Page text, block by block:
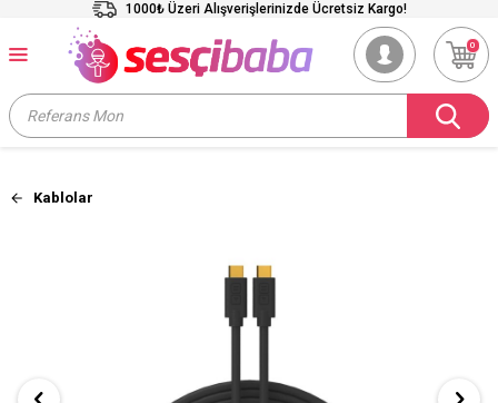
1000₺ Üzeri Alışverişlerinizde Ücretsiz Kargo!
0
Kablolar